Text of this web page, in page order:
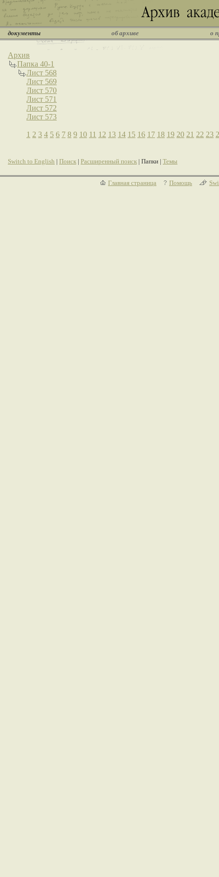
документы об архиве о
Архив
Папка 40-1
Лист 568
Лист 569
Лист 570
Лист 571
Лист 572
Лист 573
1 2 3 4 5 6 7 8 9 10 11 12 13 14 15 16 17 18 19 20 21 22 23
Switch to English | Поиск | Расширенный поиск | Папки | Темы
Главная страница Помощь